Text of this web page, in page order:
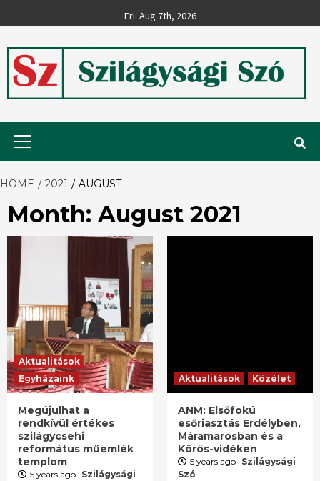
to
Fri. Aug 7th, 2026
Szilágysági
Szó
HOME 2021 AUGUST
Month: August 2021
Aktualitások
Egyházaink
Megújulhat a
rendkívül értékes
szilágycsehi
református műemlék
templom
5 years ago Szilágysági
Aktualitások Közélet
ANM: Elsőfokú
esőriasztás Erdélyben,
Máramarosban és a
Körös-vidéken
5 years ago Szilágysági
Szó